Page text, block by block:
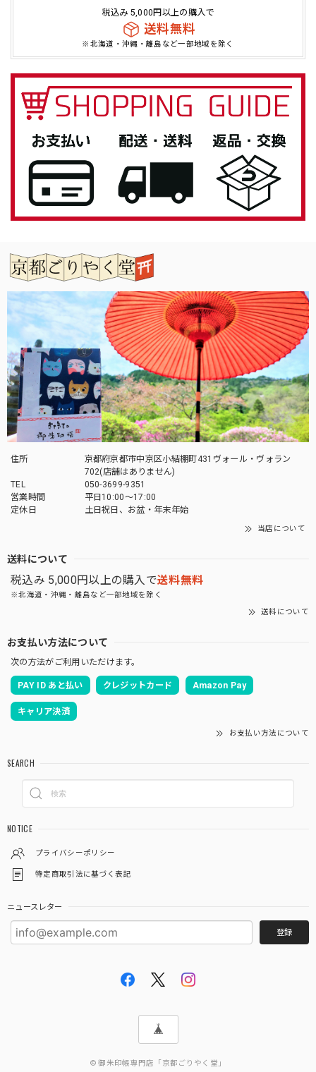
税込み 5,000円以上の購入で
送料無料
※北海道・沖縄・離島など一部地域を除く
2026/05/07
とても素敵な商品でした！自分用に欲しく購入です(*^^*)
この度は当店をご利用いただきありがとうござ
います。 お気に入りいただけてよかったです。
また機会がありましたらよろしくお願いいたし
ます。
2026/04/27
息子へのプレゼントとして購入しました。 男性なのでシン
プルが良いと思い選びましたが、私もとても気に入ってしま
いました。 女性の方にもお勧めです。 有難うございまし
た。
この度は当店をご利用いただきありがとうござ
います。 また機会がありましたらよろしくお願
いいたします。
「御朱印帳を華やかに彩る」御朱印帳 水引ゴムバンド
薄萌葱
2026/04/27
とても素敵な商品でした。 大切に使いたいと思います。 有
この度は当店をご利用いただきありがとうござ
います。 お気に入りいただけてよかったです。
また機会がありましたらよろしくお願いいたし
2026/03/19
注文から２日後にはもう手元に届きました❗ ものすごく速い
御朱印ポケット３枚入りが余分に入ってました これはお寺
参りするといろんな資料がもらえるので、そういうものを入
この度は当店をご利用いただきありがとうござ
います。 また機会がありましたらよろしくお願
いいたします。
住所
京都府京都市中京区小結棚町431ヴォール・ヴォラン
702(店舗はありません)
TEL
050-3699-9351
営業時間
平日10:00～17:00
定休日
土日祝日、お盆・年末年始
当店について
送料について
税込み 5,000円以上の購入で送料無料
※北海道・沖縄・離島など一部地域を除く
送料について
お支払い方法について
次の方法がご利用いただけます。
PAY ID あと払い クレジットカード Amazon Pay
キャリア決済
お支払い方法について
SEARCH
NOTICE
プライバシーポリシー
特定商取引法に基づく表記
ニュースレター
登録
© 御朱印帳専門店「京都ごりやく堂」